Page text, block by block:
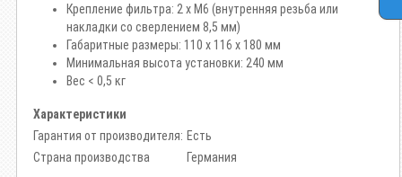
Крепление фильтра: 2 х М6 (внутренняя резьба или
накладки со сверлением 8,5 мм)
Габаритные размеры: 110 х 116 х 180 мм
Минимальная высота установки: 240 мм
Вес < 0,5 кг
Характеристики
Гарантия от производителя: Есть
Страна производства
Германия